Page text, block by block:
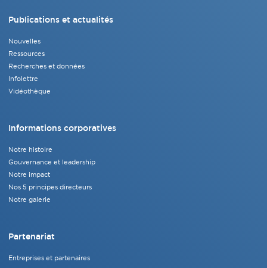
Publications et actualités
Nouvelles
Ressources
Recherches et données
Infolettre
Vidéothèque
Informations corporatives
Notre histoire
Gouvernance et leadership
Notre impact
Nos 5 principes directeurs
Notre galerie
Partenariat
Entreprises et partenaires